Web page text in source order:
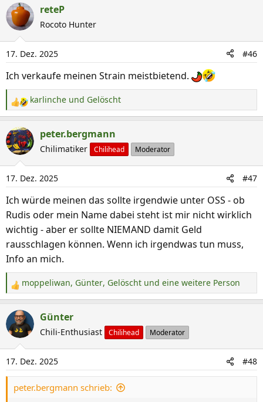
a
k
t
i
o
n
:
reteP
Rocoto Hunter
17. Dez. 2025 #46
Ich verkaufe meinen Strain meistbietend.
R
e
a
k
t
i
o
n
n
:
karlinche und Gelöscht
peter.bergmann
Chilimatiker Chilihead Moderator
17. Dez. 2025 #47
Ich würde meinen das sollte irgendwie unter OSS - ob
Rudis oder mein Name dabei steht ist mir nicht wirklich
wichtig - aber er sollte NIEMAND damit Geld
rausschlagen können. Wenn ich irgendwas tun muss,
Info an mich.
R
e
a
k
t
i
o
n
e
moppeliwan, Günter, Gelöscht und eine weitere Person
Günter
Chili-Enthusiast Chilihead Moderator
17. Dez. 2025 #48
peter.bergmann schrieb: